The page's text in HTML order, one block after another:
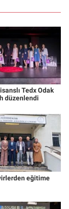
Tedx Odak
düzenlendi
eğitime